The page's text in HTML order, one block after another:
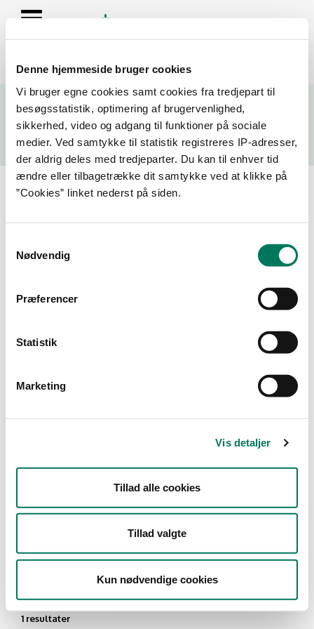
Denne hjemmeside bruger cookies
Vi bruger egne cookies samt cookies fra tredjepart til
besøgsstatistik, optimering af brugervenlighed,
sikkerhed, video og adgang til funktioner på sociale
medier. Ved samtykke til statistik registreres IP-adresser,
der aldrig deles med tredjeparter. Du kan til enhver tid
ændre eller tilbagetrække dit samtykke ved at klikke på
”Cookies” linket nederst på siden.
Nødvendig
Præferencer
Statistik
Marketing
Vis detaljer
Tillad alle cookies
Tillad valgte
Kun nødvendige cookies
Se resultater fra fødevarekontrollen og virksomhedernes seneste
fire kontrolrapporter
Søg
Søg på adresse, postnummer, by, firmanavn
Resultater for "ølhuset"
1 resultater
Filtrer din søgning
Type
Branche
Lagre og grossister uden
År Måned